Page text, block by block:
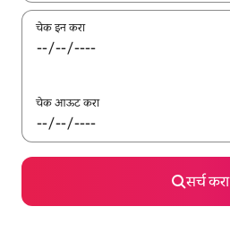
चेक इन करा
चेक आऊट करा
सर्च करा